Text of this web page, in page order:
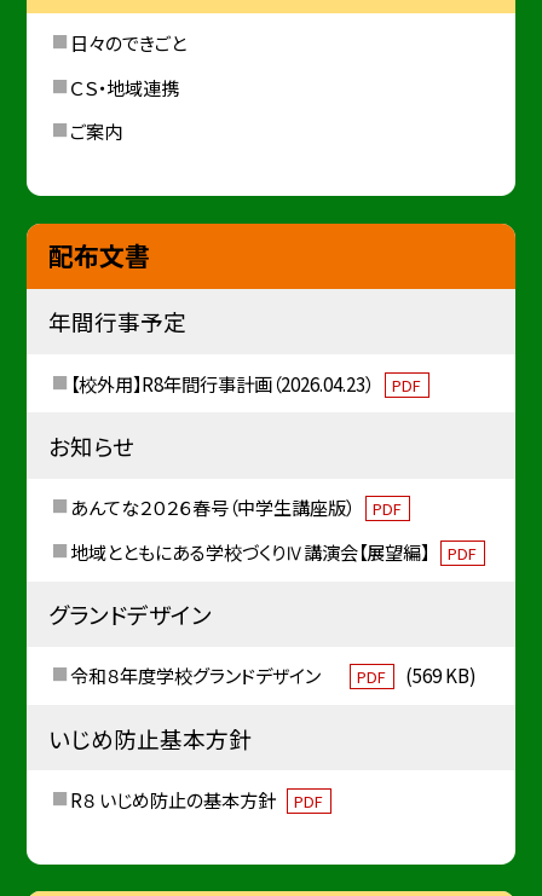
日々のできごと
ＣＳ・地域連携
ご案内
配布文書
年間行事予定
【校外用】R8年間行事計画（2026.04.23） PDF
お知らせ
あんてな２０２６春号（中学生講座版） PDF
地域とともにある学校づくりⅣ講演会【展望編】 PDF
グランドデザイン
令和８年度学校グランドデザイン PDF (569 KB)
いじめ防止基本方針
R８ いじめ防止の基本方針 PDF